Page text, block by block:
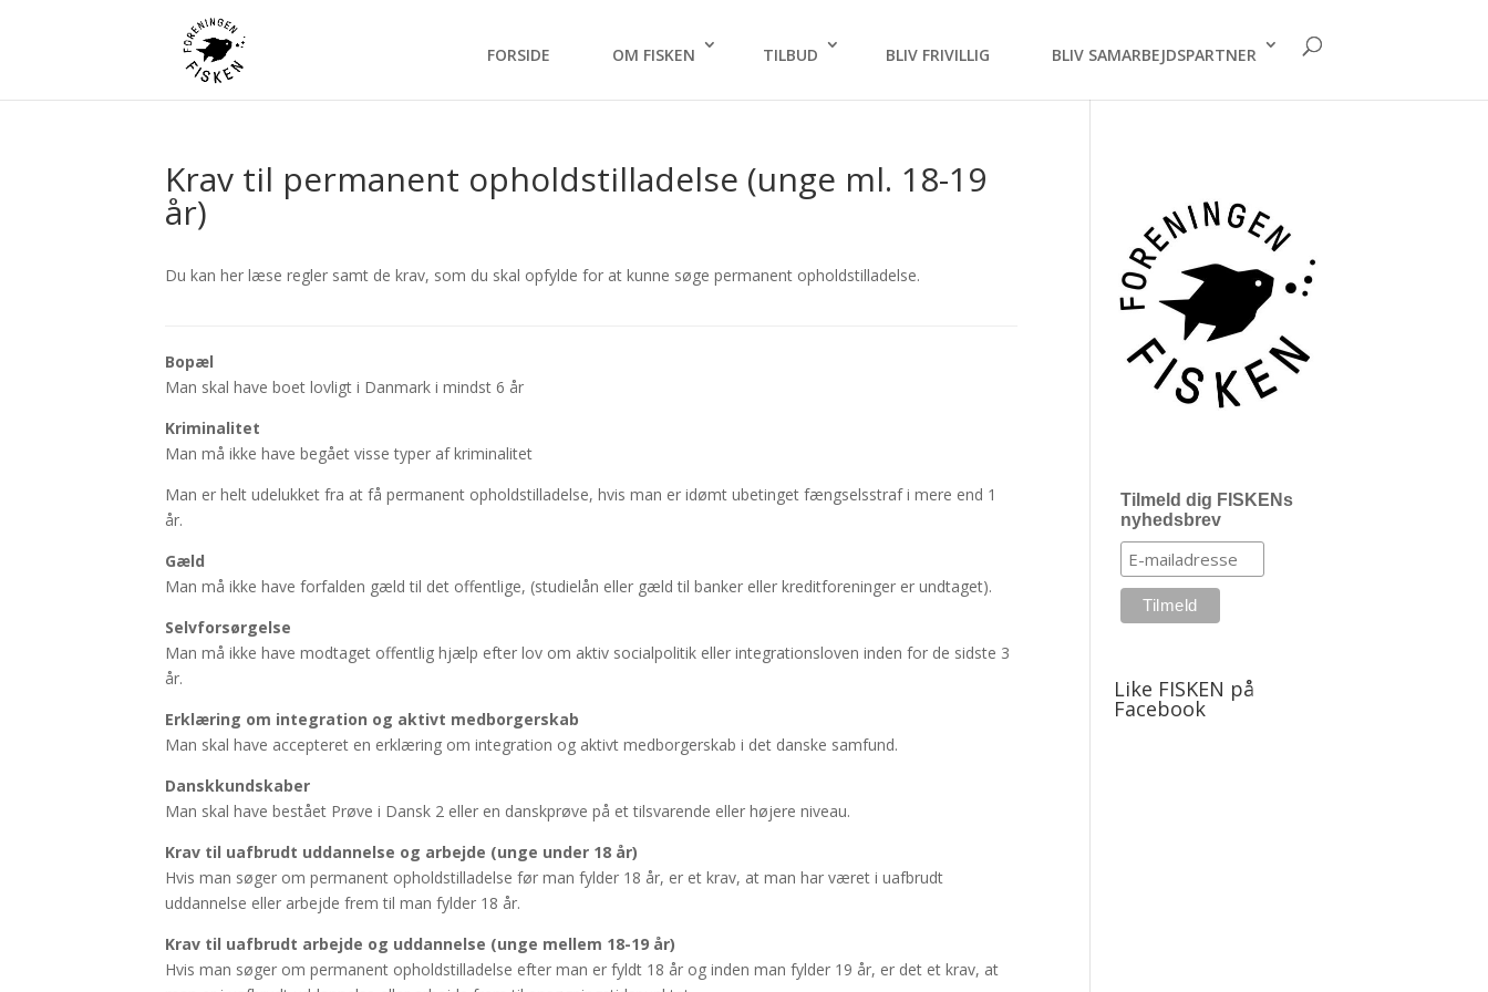
FORSIDE OM FISKEN TILBUD BLIV FRIVILLIG BLIV SAMARBEJDSPARTNER
Krav til permanent opholdstilladelse (unge ml. 18-19
år)
Du kan her læse regler samt de krav, som du skal opfylde for at kunne søge permanent opholdstilladelse.
Bopæl
Man skal have boet lovligt i Danmark i mindst 6 år
Kriminalitet
Man må ikke have begået visse typer af kriminalitet
Man er helt udelukket fra at få permanent opholdstilladelse, hvis man er idømt ubetinget fængselsstraf i mere end 1
år.
Gæld
Man må ikke have forfalden gæld til det offentlige, (studielån eller gæld til banker eller kreditforeninger er undtaget).
Selvforsørgelse
Man må ikke have modtaget offentlig hjælp efter lov om aktiv socialpolitik eller integrationsloven inden for de sidste 3
år.
Erklæring om integration og aktivt medborgerskab
Man skal have accepteret en erklæring om integration og aktivt medborgerskab i det danske samfund.
Danskkundskaber
Man skal have bestået Prøve i Dansk 2 eller en danskprøve på et tilsvarende eller højere niveau.
Krav til uafbrudt uddannelse og arbejde (unge under 18 år)
Hvis man søger om permanent opholdstilladelse før man fylder 18 år, er et krav, at man har været i uafbrudt
uddannelse eller arbejde frem til man fylder 18 år.
Krav til uafbrudt arbejde og uddannelse (unge mellem 18-19 år)
Hvis man søger om permanent opholdstilladelse efter man er fyldt 18 år og inden man fylder 19 år, er det et krav, at
Tilmeld dig FISKENs
nyhedsbrev
Like FISKEN på
Facebook